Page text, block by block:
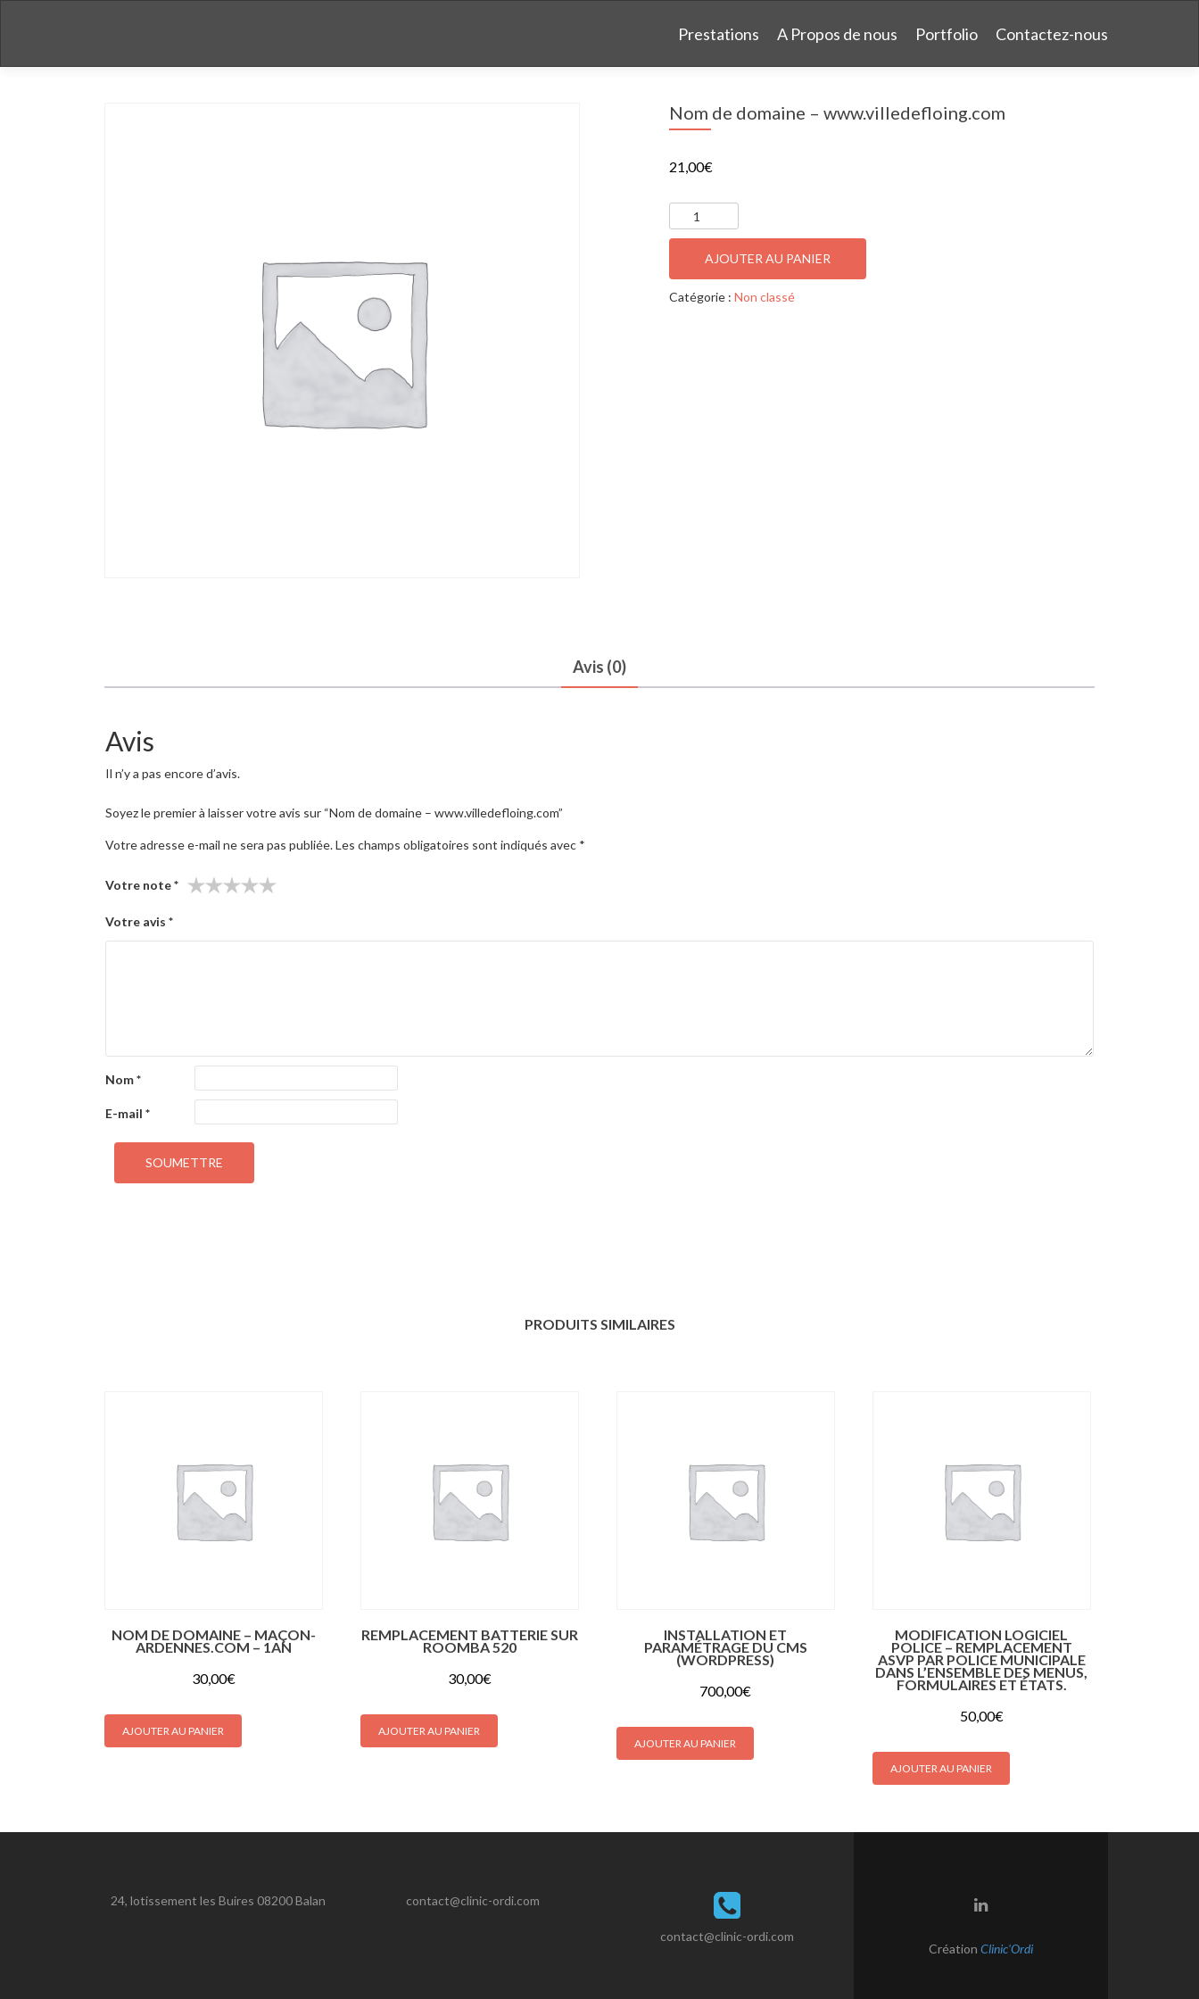
au
contenu
Prestations A Propos de nous Portfolio Contactez-nous
Nom de domaine – www.villedefloing.com
21,00€
quantité
de
Nom
domaine
-
AJOUTER AU PANIER
Catégorie : Non classé
Avis (0)
Avis
Il n’y a pas encore d’avis.
Soyez le premier à laisser votre avis sur “Nom de domaine – www.villedefloing.com”
Votre adresse e-mail ne sera pas publiée.Les champs obligatoires sont indiqués avec *
Votre note*
Votre avis *
Nom*
E-mail *
PRODUITS SIMILAIRES
NOM DE DOMAINE – MAÇON-
ARDENNES.COM – 1AN
30,00€
AJOUTER AU PANIER
REMPLACEMENT BATTERIE SUR
ROOMBA 520
30,00€
AJOUTER AU PANIER
INSTALLATION ET
PARAMÉTRAGE DU CMS
(WORDPRESS)
700,00€
AJOUTER AU PANIER
MODIFICATION LOGICIEL
POLICE – REMPLACEMENT
ASVP PAR POLICE MUNICIPALE
DANS L’ENSEMBLE DES MENUS,
FORMULAIRES ET ÉTATS.
50,00€
AJOUTER AU PANIER
24, lotissement les Buires 08200 Balan contact@clinic-ordi.com
contact@clinic-ordi.com
Lien
Création Clinic'Ordi